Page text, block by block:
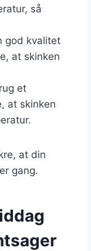
så
god kvalitet
at skinken
et
at skinken
at din
gang.